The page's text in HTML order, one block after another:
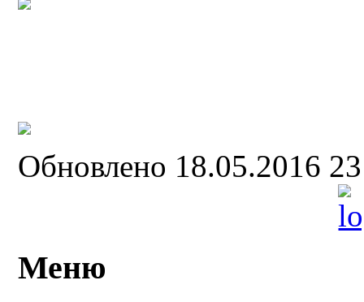
Обновлено 18.05.2016
Меню